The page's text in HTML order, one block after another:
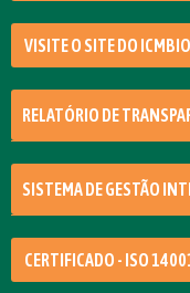
VISITE O SITE DO ICMBIO
RELATÓRIO DE
SISTEMA DE GESTÃO
CERTIFICADO - ISO